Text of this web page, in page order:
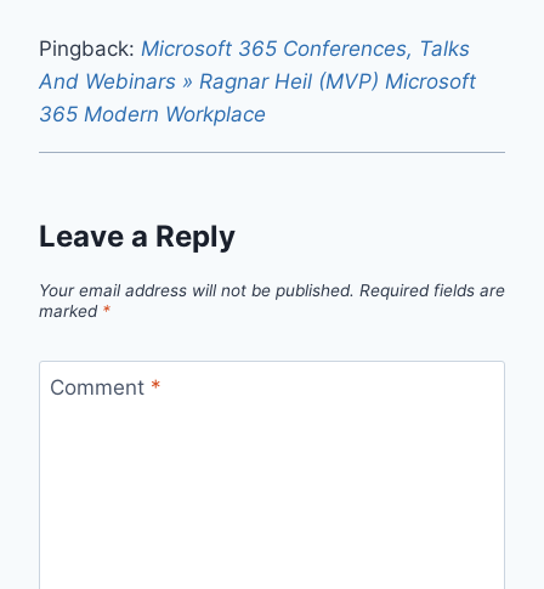
Pingback: Microsoft 365 Conferences, Talks
And Webinars » Ragnar Heil (MVP) Microsoft
365 Modern Workplace
Leave a Reply
Your email address will not be published. Required fields are
marked *
Comment *